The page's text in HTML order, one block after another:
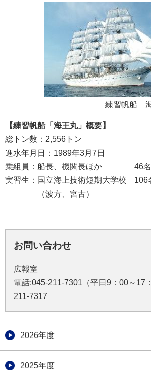
2026年度
2025年度
【練習帆船「海王丸」概要】
総トン数：2,556トン
進水年月日：1989年3月7日
乗組員：船長、機関長ほか 46
実習生：国立海上技術短期大学校 106
（波方、宮古）
練習帆船 海
お問い合わせ
広報室
電話:045-211-7301（平日9：00～
211-7317